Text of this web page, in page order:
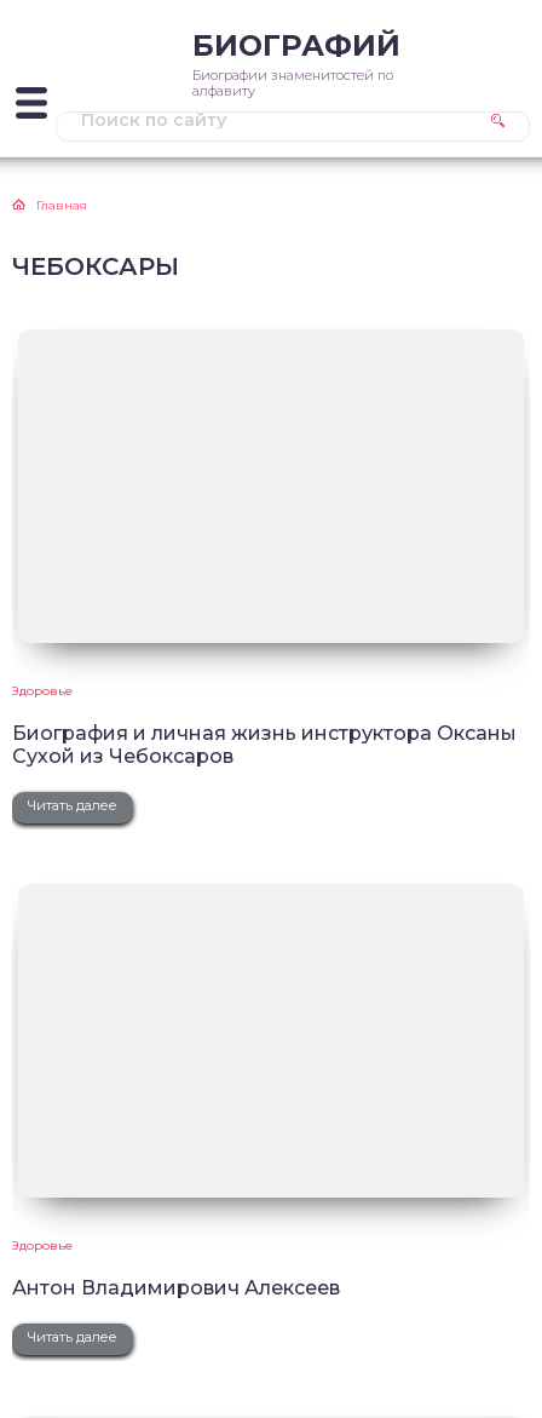
БИОГРАФИЙ
Биографии знаменитостей по
алфавиту
Главная
ЧЕБОКСАРЫ
Здоровье
Биография и личная жизнь инструктора Оксаны
Сухой из Чебоксаров
Читать далее
Здоровье
Антон Владимирович Алексеев
Читать далее